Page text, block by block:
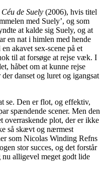
de Suely (2006), hvis titel
med Suely’, og som
at kalde sig Suely, og at
en nat i himlen med hende
akavet sex-scene på et
til at forsøge at rejse væk. I
håbet om at kunne rejse
danset og luret og igangsat
se. Den er flot, og effektiv,
spændende scener. Men den
overraskende plot, der er ikke
så skævt og nærmest
som Nicolas Winding Refns
stor succes, og det forstår
alligevel meget godt lide